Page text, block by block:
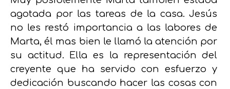
agotada por las tareas de la casa. Jesús
no les restó importancia a las labores de
Marta, él mas bien le llamó la atención por
su actitud. Ella es la representación del
creyente que ha servido con esfuerzo y
dedicación buscando hacer las cosas con